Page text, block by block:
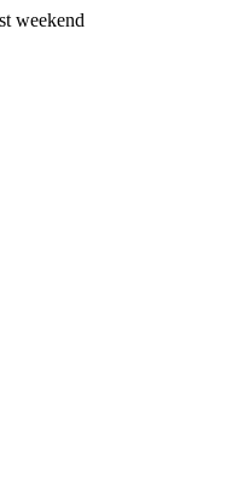
weekend